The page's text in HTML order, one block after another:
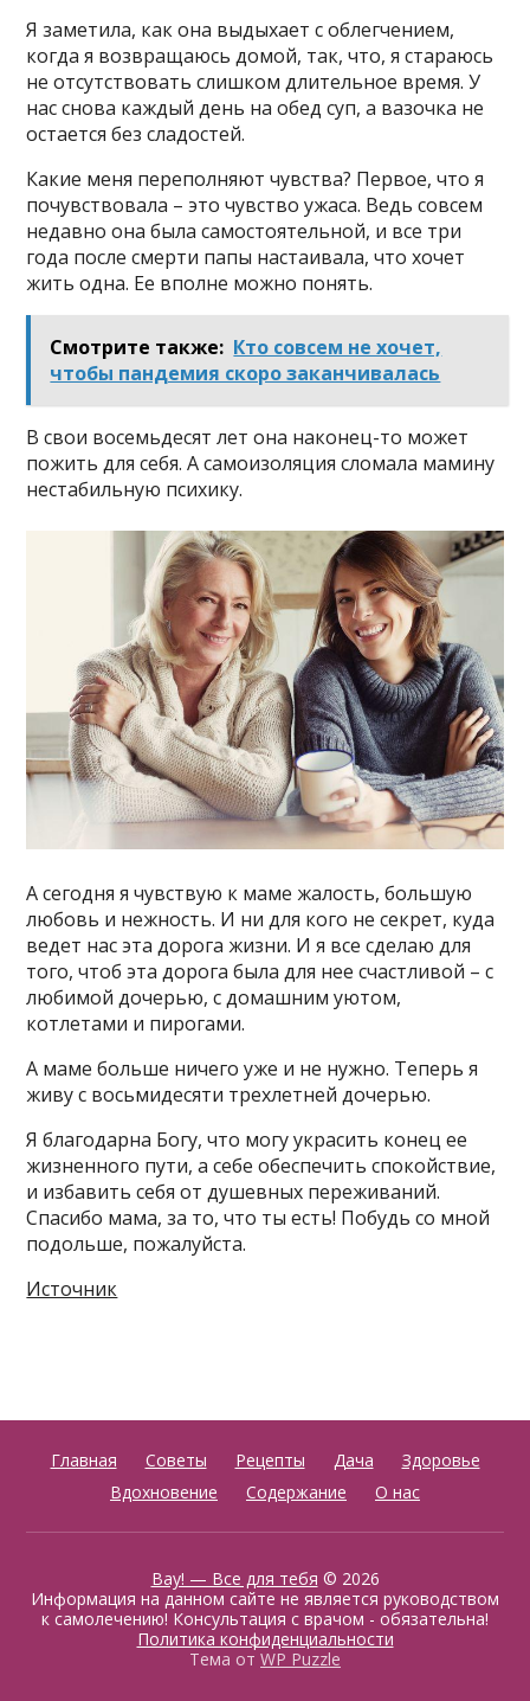
Я заметила, как она выдыхает с облегчением,
когда я возвращаюсь домой, так, что, я стараюсь
не отсутствовать слишком длительное время. У
нас снова каждый день на обед суп, а вазочка не
остается без сладостей.
Какие меня переполняют чувства? Первое, что я
почувствовала – это чувство ужаса. Ведь совсем
недавно она была самостоятельной, и все три
года после смерти папы настаивала, что хочет
жить одна. Ее вполне можно понять.
Смотрите также: Кто совсем не хочет,
чтобы пандемия скоро заканчивалась
В свои восемьдесят лет она наконец-то может
пожить для себя. А самоизоляция сломала мамину
нестабильную психику.
А сегодня я чувствую к маме жалость, большую
любовь и нежность. И ни для кого не секрет, куда
ведет нас эта дорога жизни. И я все сделаю для
того, чтоб эта дорога была для нее счастливой – с
любимой дочерью, с домашним уютом,
котлетами и пирогами.
А маме больше ничего уже и не нужно. Теперь я
живу с восьмидесяти трехлетней дочерью.
Я благодарна Богу, что могу украсить конец ее
жизненного пути, а себе обеспечить спокойствие,
и избавить себя от душевных переживаний.
Спасибо мама, за то, что ты есть! Побудь со мной
подольше, пожалуйста.
Источник
Главная Советы Рецепты Дача
Здоровье
Вдохновение
Содержание О нас
Вау! — Все для тебя © 2026
Информация на данном сайте не является руководством
к самолечению! Консультация с врачом - обязательна!
Политика конфиденциальности
Тема от WP Puzzle